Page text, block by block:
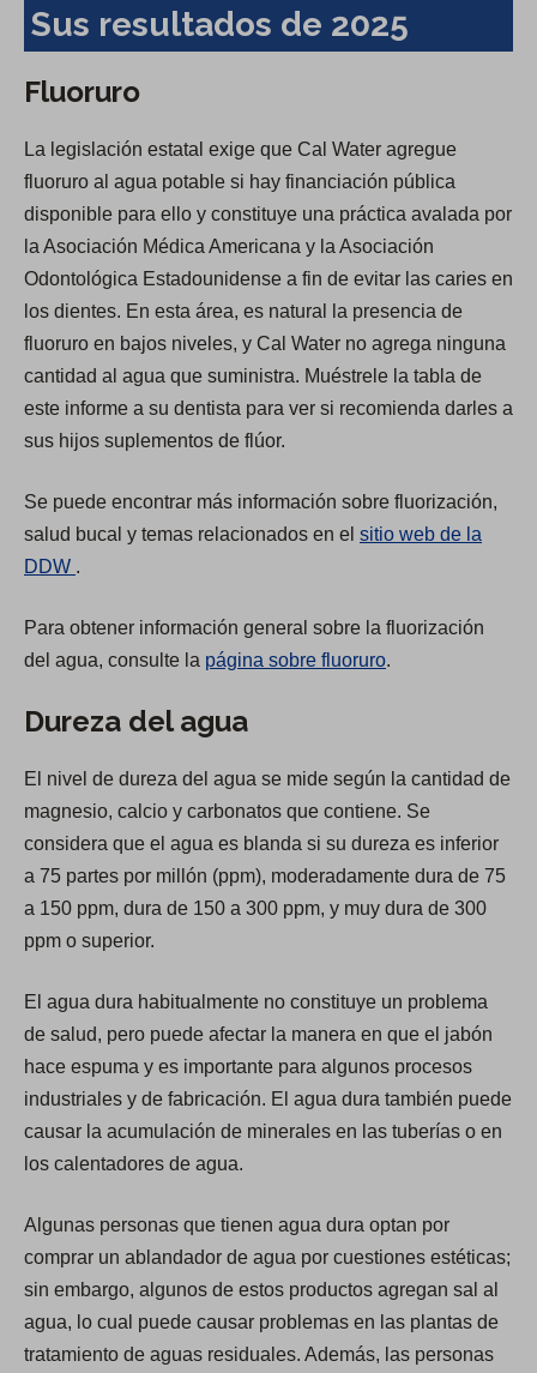
Sus resultados de 2025
Fluoruro
La legislación estatal exige que Cal Water agregue
fluoruro al agua potable si hay financiación pública
disponible para ello y constituye una práctica avalada por
la Asociación Médica Americana y la Asociación
Odontológica Estadounidense a fin de evitar las caries en
los dientes. En esta área, es natural la presencia de
fluoruro en bajos niveles, y Cal Water no agrega ninguna
cantidad al agua que suministra. Muéstrele la tabla de
este informe a su dentista para ver si recomienda darles a
sus hijos suplementos de flúor.
Se puede encontrar más información sobre fluorización,
salud bucal y temas relacionados en el sitio web de la
DDW
p
e
s
n
a
n
e
w
.
Para obtener información general sobre la fluorización
del agua, consulte la página sobre fluoruro.
Dureza del agua
El nivel de dureza del agua se mide según la cantidad de
magnesio, calcio y carbonatos que contiene. Se
considera que el agua es blanda si su dureza es inferior
a 75 partes por millón (ppm), moderadamente dura de 75
a 150 ppm, dura de 150 a 300 ppm, y muy dura de 300
ppm o superior.
El agua dura habitualmente no constituye un problema
de salud, pero puede afectar la manera en que el jabón
hace espuma y es importante para algunos procesos
industriales y de fabricación. El agua dura también puede
causar la acumulación de minerales en las tuberías o en
los calentadores de agua.
Algunas personas que tienen agua dura optan por
comprar un ablandador de agua por cuestiones estéticas;
sin embargo, algunos de estos productos agregan sal al
agua, lo cual puede causar problemas en las plantas de
tratamiento de aguas residuales. Además, las personas